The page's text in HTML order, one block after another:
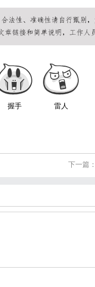
握手 雷人
下一篇